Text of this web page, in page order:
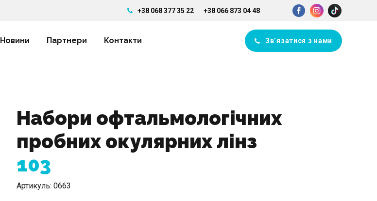
+38 068 377 35 22 +38 066 873 04 48
Новини Партнери Контакти Зв’язатися з нами
Набори офтальмологічних
пробних окулярних лінз
103
Артикуль: 0663